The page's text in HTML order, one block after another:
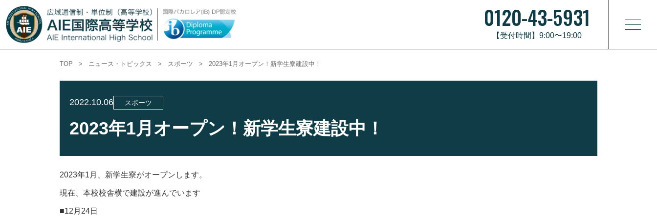
0120-43-5931
【受付時間】9:00〜19:00
TOP > ニュース・トピックス > スポーツ > 2023年1月オープン！新学生寮建設中！
2022.10.06 スポーツ
2023年1月オープン！新学生寮建設中！
2023年1月、新学生寮がオープンします。
現在、本校校舎横で建設が進んでいます
■12月24日